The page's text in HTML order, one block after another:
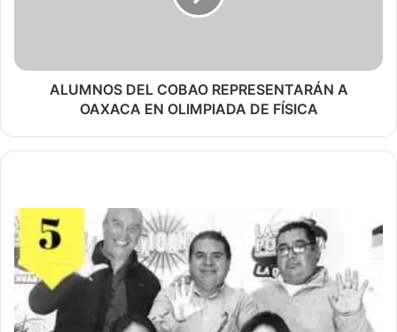
ALUMNOS DEL COBAO REPRESENTARÁN A
OAXACA EN OLIMPIADA DE FÍSICA